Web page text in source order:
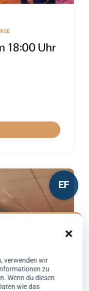
verwenden wir
zu
Wenn du diesen
wie das
18:00 Uhr
EF